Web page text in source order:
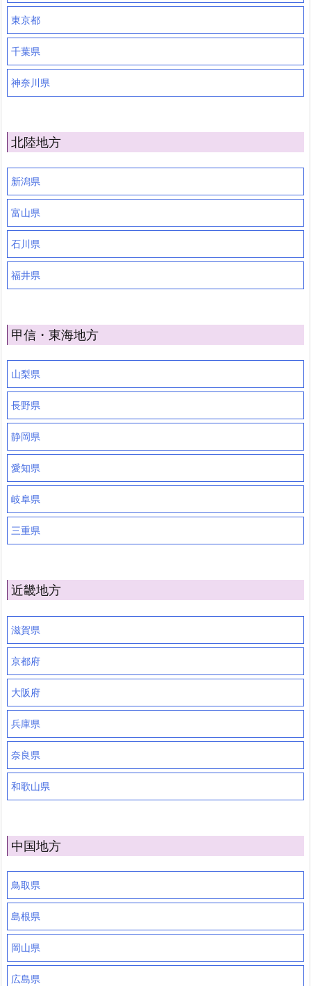
東京都
千葉県
神奈川県
北陸地方
新潟県
富山県
石川県
福井県
甲信・東海地方
山梨県
長野県
静岡県
愛知県
岐阜県
三重県
近畿地方
滋賀県
京都府
大阪府
兵庫県
奈良県
和歌山県
中国地方
鳥取県
島根県
岡山県
広島県